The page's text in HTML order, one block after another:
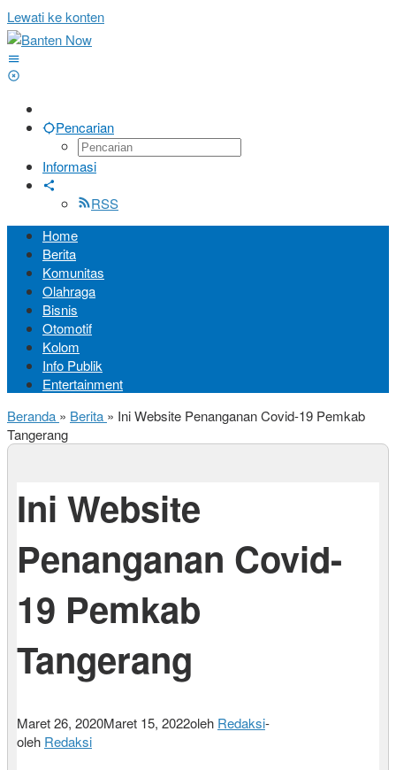
Lewati ke konten
Pencarian
Informasi
RSS
Home
Berita
Komunitas
Olahraga
Bisnis
Otomotif
Kolom
Info Publik
Entertainment
Beranda » Berita » Ini Website Penanganan Covid-19 Pemkab
Tangerang
Ini Website
Penanganan Covid-
19 Pemkab
Tangerang
Maret 26, 2020Maret 15, 2022oleh Redaksi-
oleh Redaksi